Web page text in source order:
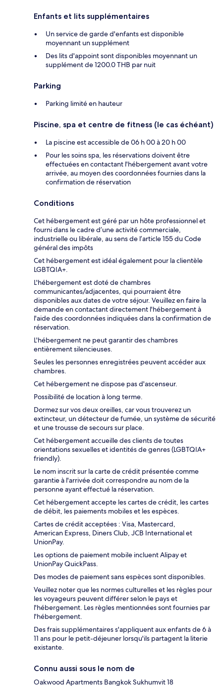
Enfants et lits supplémentaires
Un service de garde d'enfants est disponible
moyennant un supplément
Des lits d'appoint sont disponibles moyennant un
supplément de 1200.0 THB par nuit
Parking
Parking limité en hauteur
Piscine, spa et centre de fitness (le cas échéant)
La piscine est accessible de 06 h 00 à 20 h 00
Pour les soins spa, les réservations doivent être
effectuées en contactant l'hébergement avant votre
arrivée, au moyen des coordonnées fournies dans la
confirmation de réservation
Conditions
Cet hébergement est géré par un hôte professionnel et
fourni dans le cadre d’une activité commerciale,
industrielle ou libérale, au sens de l’article 155 du Code
général des impôts
Cet hébergement est idéal également pour la clientèle
LGBTQIA+.
L'hébergement est doté de chambres
communicantes/adjacentes, qui pourraient être
disponibles aux dates de votre séjour. Veuillez en faire la
demande en contactant directement l'hébergement à
l'aide des coordonnées indiquées dans la confirmation de
réservation.
L'hébergement ne peut garantir des chambres
entièrement silencieuses.
Seules les personnes enregistrées peuvent accéder aux
chambres.
Cet hébergement ne dispose pas d'ascenseur.
Possibilité de location à long terme.
Dormez sur vos deux oreilles, car vous trouverez un
extincteur, un détecteur de fumée, un système de sécurité
et une trousse de secours sur place.
Cet hébergement accueille des clients de toutes
orientations sexuelles et identités de genres (LGBTQIA+
friendly).
Le nom inscrit sur la carte de crédit présentée comme
garantie à l'arrivée doit correspondre au nom de la
personne ayant effectué la réservation.
Cet hébergement accepte les cartes de crédit, les cartes
de débit, les paiements mobiles et les espèces.
Cartes de crédit acceptées : Visa, Mastercard,
American Express, Diners Club, JCB International et
UnionPay.
Les options de paiement mobile incluent Alipay et
UnionPay QuickPass.
Des modes de paiement sans espèces sont disponibles.
Veuillez noter que les normes culturelles et les règles pour
les voyageurs peuvent différer selon le pays et
l'hébergement. Les règles mentionnées sont fournies par
l'hébergement.
Des frais supplémentaires s'appliquent aux enfants de 6 à
11 ans pour le petit-déjeuner lorsqu'ils partagent la literie
existante.
Connu aussi sous le nom de
Oakwood Apartments Bangkok Sukhumvit 18